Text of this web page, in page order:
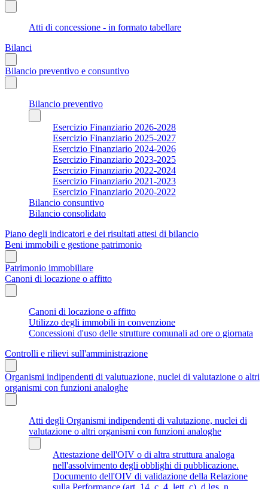
Atti di concessione - in formato tabellare
Bilanci
Bilancio preventivo e consuntivo
Bilancio preventivo
Esercizio Finanziario 2026-2028
Esercizio Finanziario 2025-2027
Esercizio Finanziario 2024-2026
Esercizio Finanziario 2023-2025
Esercizio Finanziario 2022-2024
Esercizio Finanziario 2021-2023
Esercizio Finanziario 2020-2022
Bilancio consuntivo
Bilancio consolidato
Piano degli indicatori e dei risultati attesi di bilancio
Beni immobili e gestione patrimonio
Patrimonio immobiliare
Canoni di locazione o affitto
Canoni di locazione o affitto
Utilizzo degli immobili in convenzione
Concessioni d'uso delle strutture comunali ad ore o giornata
Controlli e rilievi sull'amministrazione
Organismi indipendenti di valutuazione, nuclei di valutazione o altri
organismi con funzioni analoghe
Atti degli Organismi indipendenti di valutazione, nuclei di
valutazione o altri organismi con funzioni analoghe
Attestazione dell'OIV o di altra struttura analoga
nell'assolvimento degli obblighi di pubblicazione.
Documento dell'OIV di validazione della Relazione
sulla Performance (art. 14, c. 4, lett. c), d.lgs. n.